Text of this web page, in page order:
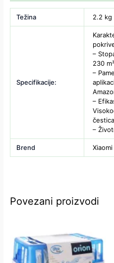
Težina 2.2 kg
Specifikacije:
–
230
–
–
–
Brend Xiaomi
Povezani proizvodi